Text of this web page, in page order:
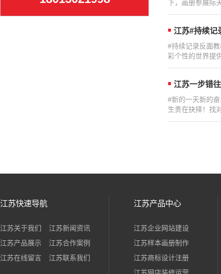
下，画册参展际
江苏#持续记
#持续记录反面
彩个性的世界提
江苏一步错
#新的一天新的
生贵在抉择！找
江苏快速导航
江苏关于我们
江苏新闻资讯
江苏产品展示
江苏合作案例
江苏在线留言
江苏联系我们
江苏产品中心
江苏企业网站建设
江苏样本画册制作
江苏商标设计注册